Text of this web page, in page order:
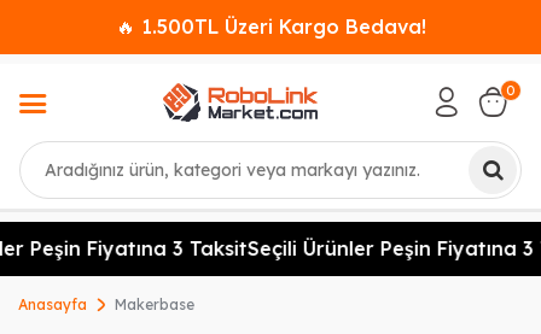
🔥 1.500TL Üzeri Kargo Bedava!
Ara
0
Peşin Fiyatına 3 TaksitSeçili Ürünler Peşin Fiyatına 3
Anasayfa Makerbase